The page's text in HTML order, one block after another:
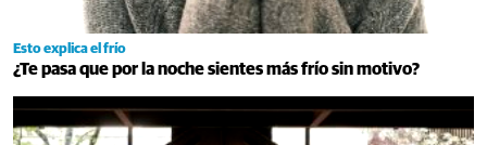
Esto explica el frío
¿Te pasa que por la noche sientes más frío sin motivo?